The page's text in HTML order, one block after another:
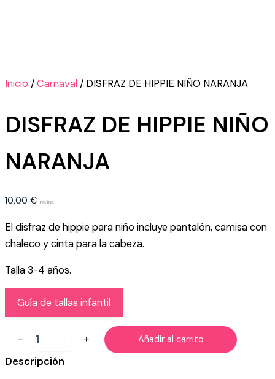
Inicio /Carnaval / DISFRAZ DE HIPPIE NIÑO NARANJA
DISFRAZ DE HIPPIE NIÑO
NARANJA
10,00 € IVA inc.
El disfraz de hippie para niño incluye pantalón, camisa con
chaleco y cinta para la cabeza.
Talla 3-4 años.
Guía de tallas infantil
-
DISFRAZ
HIPPIE
+ Añadir al carrito
Descripción